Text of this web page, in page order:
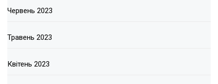
Червень 2023
Травень 2023
Квітень 2023